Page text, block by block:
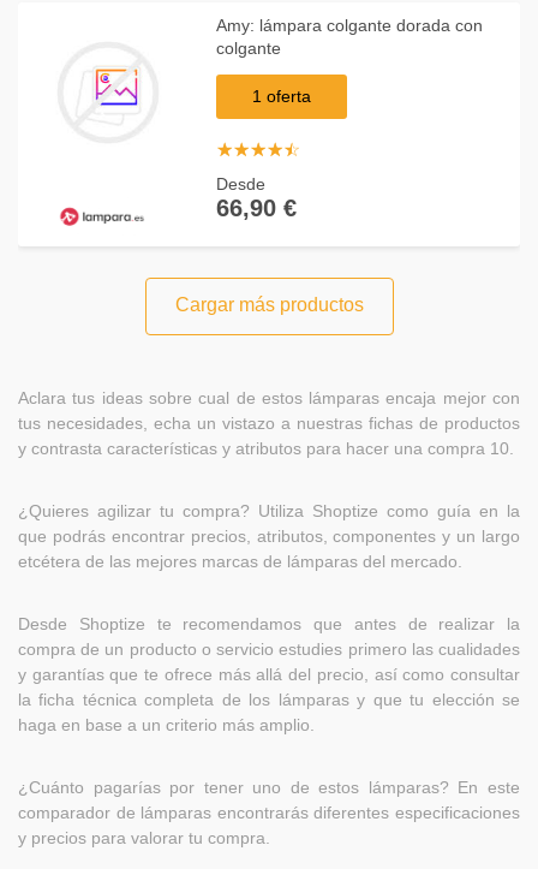
Amy: lámpara colgante dorada con
colgante
1 oferta
☆☆☆☆☆
★★★★★
Desde
66,90 €
Cargar más productos
Aclara tus ideas sobre cual de estos lámparas encaja mejor con
tus necesidades, echa un vistazo a nuestras fichas de productos
y contrasta características y atributos para hacer una compra 10.
¿Quieres agilizar tu compra? Utiliza Shoptize como guía en la
que podrás encontrar precios, atributos, componentes y un largo
etcétera de las mejores marcas de lámparas del mercado.
Desde Shoptize te recomendamos que antes de realizar la
compra de un producto o servicio estudies primero las cualidades
y garantías que te ofrece más allá del precio, así como consultar
la ficha técnica completa de los lámparas y que tu elección se
haga en base a un criterio más amplio.
¿Cuánto pagarías por tener uno de estos lámparas? En este
comparador de lámparas encontrarás diferentes especificaciones
y precios para valorar tu compra.